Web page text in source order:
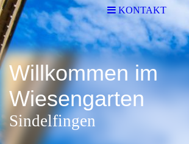
KONTAKT
Willkommen im
Wiesengarten
Sindelfingen